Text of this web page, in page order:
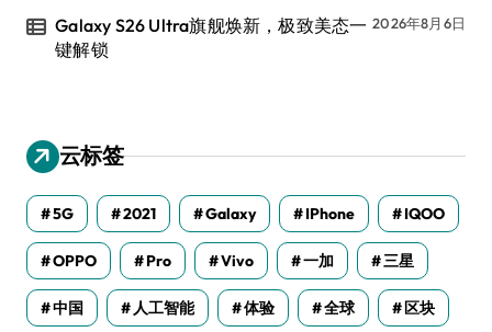
Galaxy S26 Ultra旗舰焕新，极致美态一
键解锁
2026年8月6日
云标签
5G 2021 Galaxy IPhone IQOO
OPPO Pro Vivo 一加 三星
中国 人工智能 体验 全球 区块